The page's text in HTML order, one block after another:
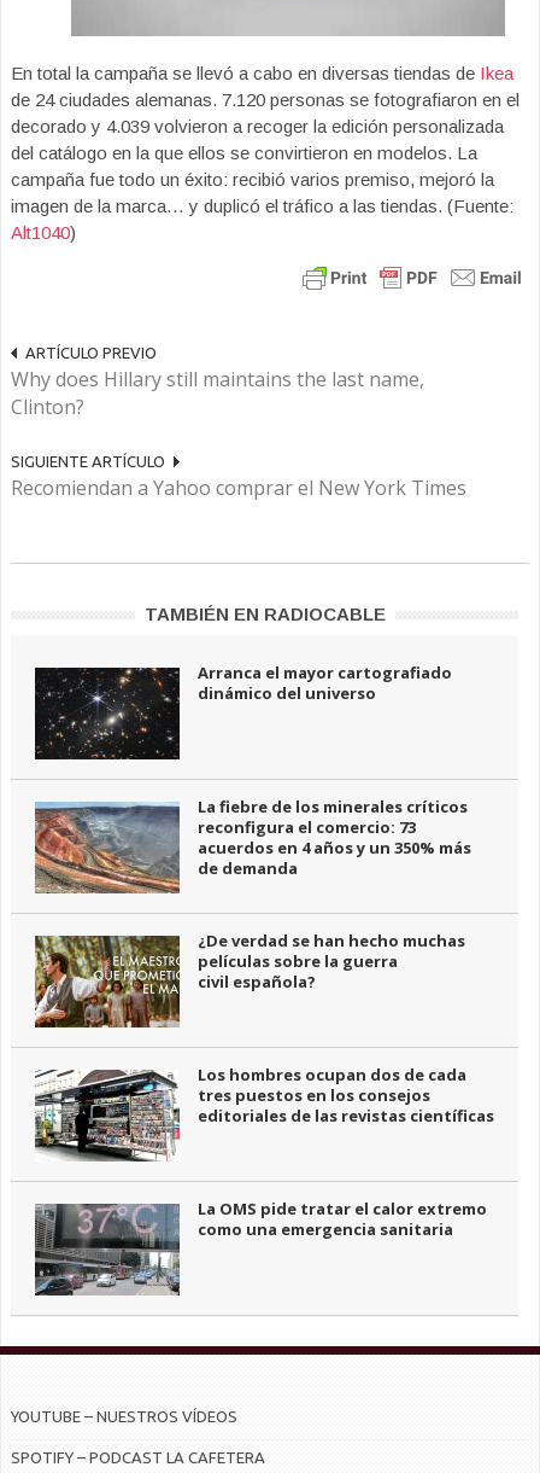
En total la campaña se llevó a cabo en diversas tiendas de Ikea
de 24 ciudades alemanas. 7.120 personas se fotografiaron en el
decorado y 4.039 volvieron a recoger la edición personalizada
del catálogo en la que ellos se convirtieron en modelos. La
campaña fue todo un éxito: recibió varios premiso, mejoró la
imagen de la marca… y duplicó el tráfico a las tiendas. (Fuente:
Alt1040)
ARTÍCULO PREVIO
Why does Hillary still maintains the last name,
Clinton?
SIGUIENTE ARTÍCULO
Recomiendan a Yahoo comprar el New York Times
TAMBIÉN EN RADIOCABLE
Arranca el mayor cartografiado
dinámico del universo
La fiebre de los minerales críticos
reconfigura el comercio: 73
acuerdos en 4 años y un 350% más
de demanda
¿De verdad se han hecho muchas
películas sobre la guerra
civil española?
Los hombres ocupan dos de cada
tres puestos en los consejos
editoriales de las revistas científicas
La OMS pide tratar el calor extremo
como una emergencia sanitaria
YOUTUBE – NUESTROS VÍDEOS
SPOTIFY – PODCAST LA CAFETERA